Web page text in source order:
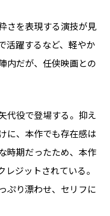
さを表現する演技が見
活躍するなど、軽やか
内だが、任侠映画との
代役で登場する。抑え
に、本作でも存在感は
時期だったため、本作
ジットされている。
ぷり漂わせ、セリフに